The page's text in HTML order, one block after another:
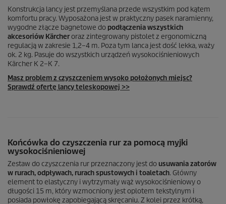
Konstrukcja lancy jest przemyślana przede wszystkim pod kątem
komfortu pracy. Wyposażona jest w praktyczny pasek naramienny,
wygodne złącze bagnetowe do podłączenia wszystkich
akcesoriów Kärcheroraz zintegrowany pistolet z ergonomiczną
regulacją w zakresie 1,2–4 m. Poza tym lanca jest dość lekka, waży
ok. 2 kg. Pasuje do wszystkich urządzeń wysokociśnieniowych
Kärcher K 2–K 7.
Masz problem z czyszczeniem wysoko położonych miejsc?
Sprawdź ofertę lancy teleskopowej >>
Końcówka do czyszczenia rur za pomocą myjki
wysokociśnieniowej
Zestaw do czyszczenia rur przeznaczony jest do usuwania zatorów
w rurach, odpływach, rurach spustowych i toaletach. Główny
element to elastyczny i wytrzymały wąż wysokociśnieniowy o
długości 15 m, który wzmocniony jest oplotem tekstylnym i
posiada powłokę zapobiegającą skręcaniu. Z kolei przez krótką,